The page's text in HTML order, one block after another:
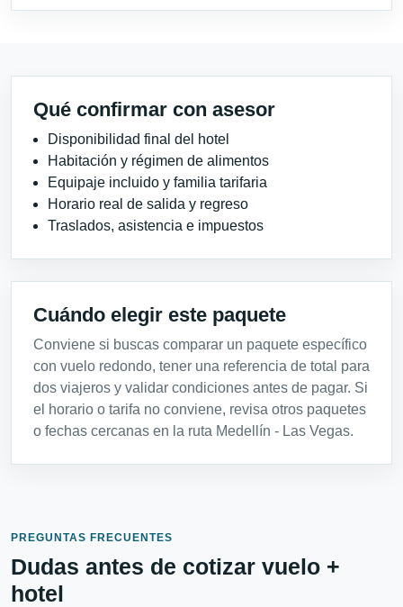
Qué confirmar con asesor
Disponibilidad final del hotel
Habitación y régimen de alimentos
Equipaje incluido y familia tarifaria
Horario real de salida y regreso
Traslados, asistencia e impuestos
Cuándo elegir este paquete
Conviene si buscas comparar un paquete específico
con vuelo redondo, tener una referencia de total para
dos viajeros y validar condiciones antes de pagar. Si
el horario o tarifa no conviene, revisa otros paquetes
o fechas cercanas en la ruta Medellín - Las Vegas.
PREGUNTAS FRECUENTES
Dudas antes de cotizar vuelo +
hotel